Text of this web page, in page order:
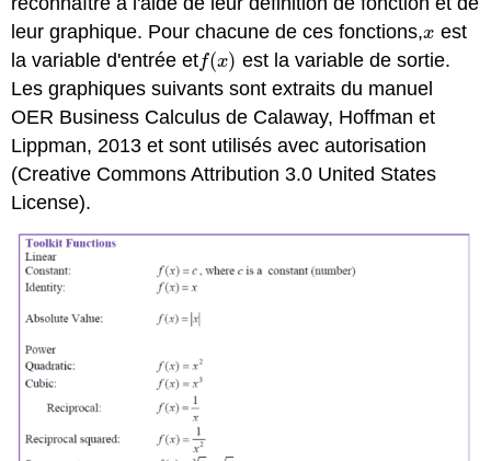
leur graphique. Pour chacune de ces fonctions,x
x est
la variable d'entrée etf(x)
f(x)
est la variable de sortie.
Les graphiques suivants sont extraits du manuel
OER Business Calculus de Calaway, Hoffman et
Lippman, 2013 et sont utilisés avec autorisation
(Creative Commons Attribution 3.0 United States
License).